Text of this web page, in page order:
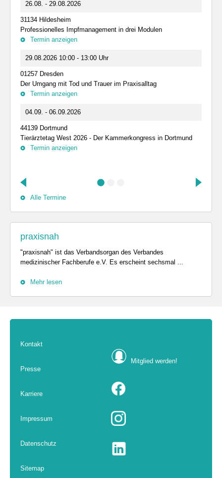
26.08. - 29.08.2026
31134 Hildesheim
Professionelles Impfmanagement in drei Modulen
Termin anzeigen
29.08.2026 10:00 - 13:00 Uhr
01257 Dresden
Der Umgang mit Tod und Trauer im Praxisalltag
Termin anzeigen
04.09. - 06.09.2026
44139 Dortmund
Tierärztetag West 2026 - Der Kammerkongress in Dortmund
Termin anzeigen
Alle Termine
praxisnah
"praxisnah" ist das Verbandsorgan des Verbandes
medizinischer Fachberufe e.V. Es erscheint sechsmal ...
Mehr lesen
Kontakt
Presse
Karriere
Impressum
Datenschutz
Sitemap
Mitglied werden!